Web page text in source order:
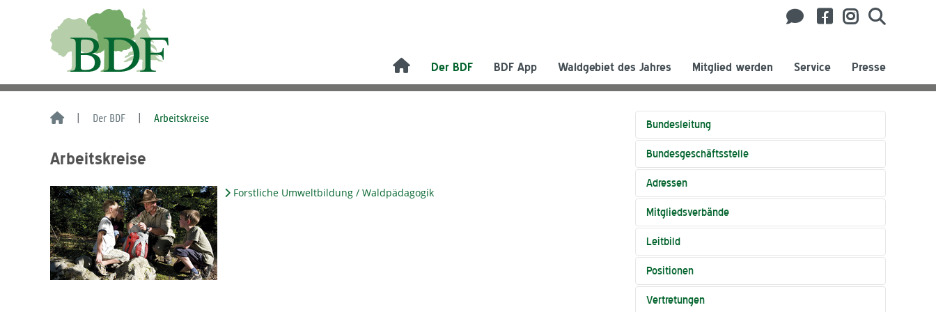
Der BDF BDF App Waldgebiet des Jahres Mitglied werden Service Presse
Der BDF Arbeitskreise
Arbeitskreise
Forstliche Umweltbildung / Waldpädagogik
Bundesleitung
Bundesgeschäftsstelle
Adressen
Mitgliedsverbände
Leitbild
Positionen
Vertretungen